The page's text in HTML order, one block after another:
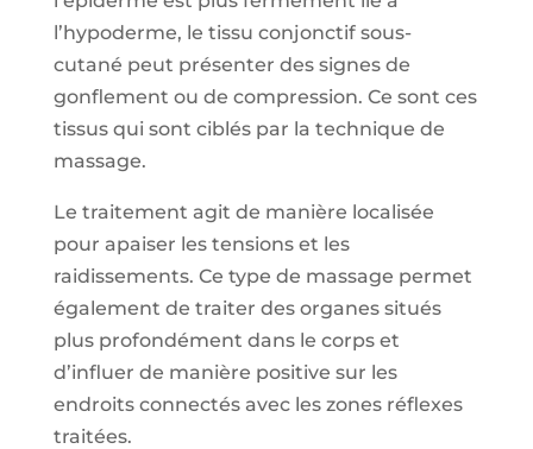
l’hypoderme, le tissu conjonctif sous-
cutané peut présenter des signes de
gonflement ou de compression. Ce sont ces
tissus qui sont ciblés par la technique de
massage.
Le traitement agit de manière localisée
pour apaiser les tensions et les
raidissements. Ce type de massage permet
également de traiter des organes situés
plus profondément dans le corps et
d’influer de manière positive sur les
endroits connectés avec les zones réflexes
traitées.